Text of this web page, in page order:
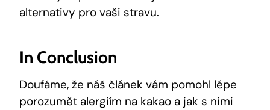
alternativy pro vaši stravu.
In Conclusion
Doufáme, že náš článek vám pomohl lépe
porozumět alergiím na kakao a jak s nimi